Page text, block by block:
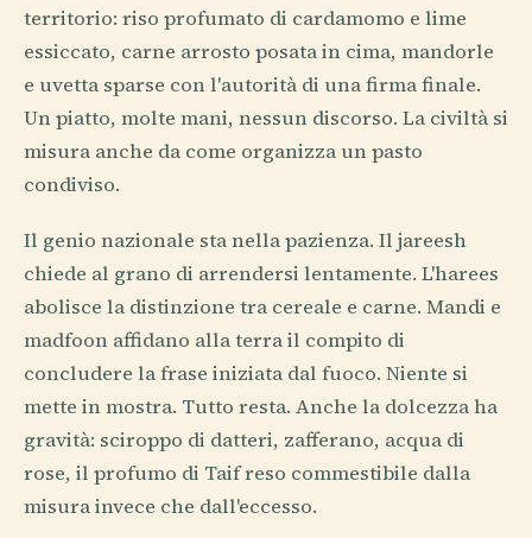
territorio: riso profumato di cardamomo e lime
essiccato, carne arrosto posata in cima, mandorle
e uvetta sparse con l'autorità di una firma finale.
Un piatto, molte mani, nessun discorso. La civiltà si
misura anche da come organizza un pasto
condiviso.
Il genio nazionale sta nella pazienza. Il jareesh
chiede al grano di arrendersi lentamente. L'harees
abolisce la distinzione tra cereale e carne. Mandi e
madfoon affidano alla terra il compito di
concludere la frase iniziata dal fuoco. Niente si
mette in mostra. Tutto resta. Anche la dolcezza ha
gravità: sciroppo di datteri, zafferano, acqua di
rose, il profumo di Taif reso commestibile dalla
misura invece che dall'eccesso.